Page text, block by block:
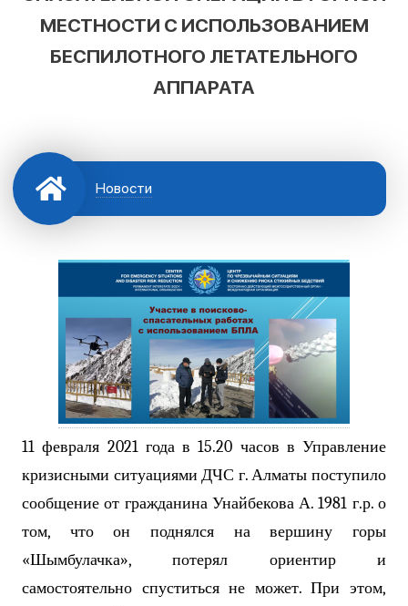
МЕСТНОСТИ С ИСПОЛЬЗОВАНИЕМ
БЕСПИЛОТНОГО ЛЕТАТЕЛЬНОГО
АППАРАТА
Новости
11 февраля 2021 года в 15.20 часов в Управление
кризисными ситуациями ДЧС г. Алматы поступило
сообщение от гражданина Унайбекова А. 1981 г.р. о
том, что он поднялся на вершину горы
«Шымбулачка», потерял ориентир и
самостоятельно спуститься не может. При этом,